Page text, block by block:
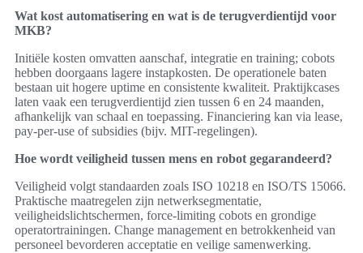
Wat kost automatisering en wat is de terugverdientijd voor
MKB?
Initiële kosten omvatten aanschaf, integratie en training; cobots
hebben doorgaans lagere instapkosten. De operationele baten
bestaan uit hogere uptime en consistente kwaliteit. Praktijkcases
laten vaak een terugverdientijd zien tussen 6 en 24 maanden,
afhankelijk van schaal en toepassing. Financiering kan via lease,
pay-per-use of subsidies (bijv. MIT-regelingen).
Hoe wordt veiligheid tussen mens en robot gegarandeerd?
Veiligheid volgt standaarden zoals ISO 10218 en ISO/TS 15066.
Praktische maatregelen zijn netwerksegmentatie,
veiligheidslichtschermen, force-limiting cobots en grondige
operatortrainingen. Change management en betrokkenheid van
personeel bevorderen acceptatie en veilige samenwerking.